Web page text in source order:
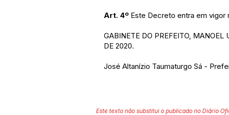
Art. 4º Este Decreto entra em vigor
GABINETE DO PREFEITO, MANOEL
DE 2020.
José Altanízio Taumaturgo Sá -
Este texto não substitui o publicado no Diário